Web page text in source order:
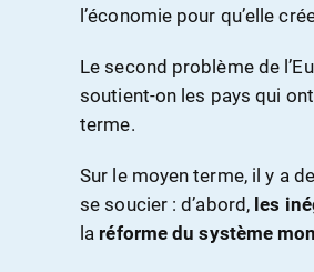
l’économie pour qu’elle
Le second problème de
soutient-on les pays qui
terme.
Sur le moyen terme, il y a
se soucier : d’abord, les
la réforme du système